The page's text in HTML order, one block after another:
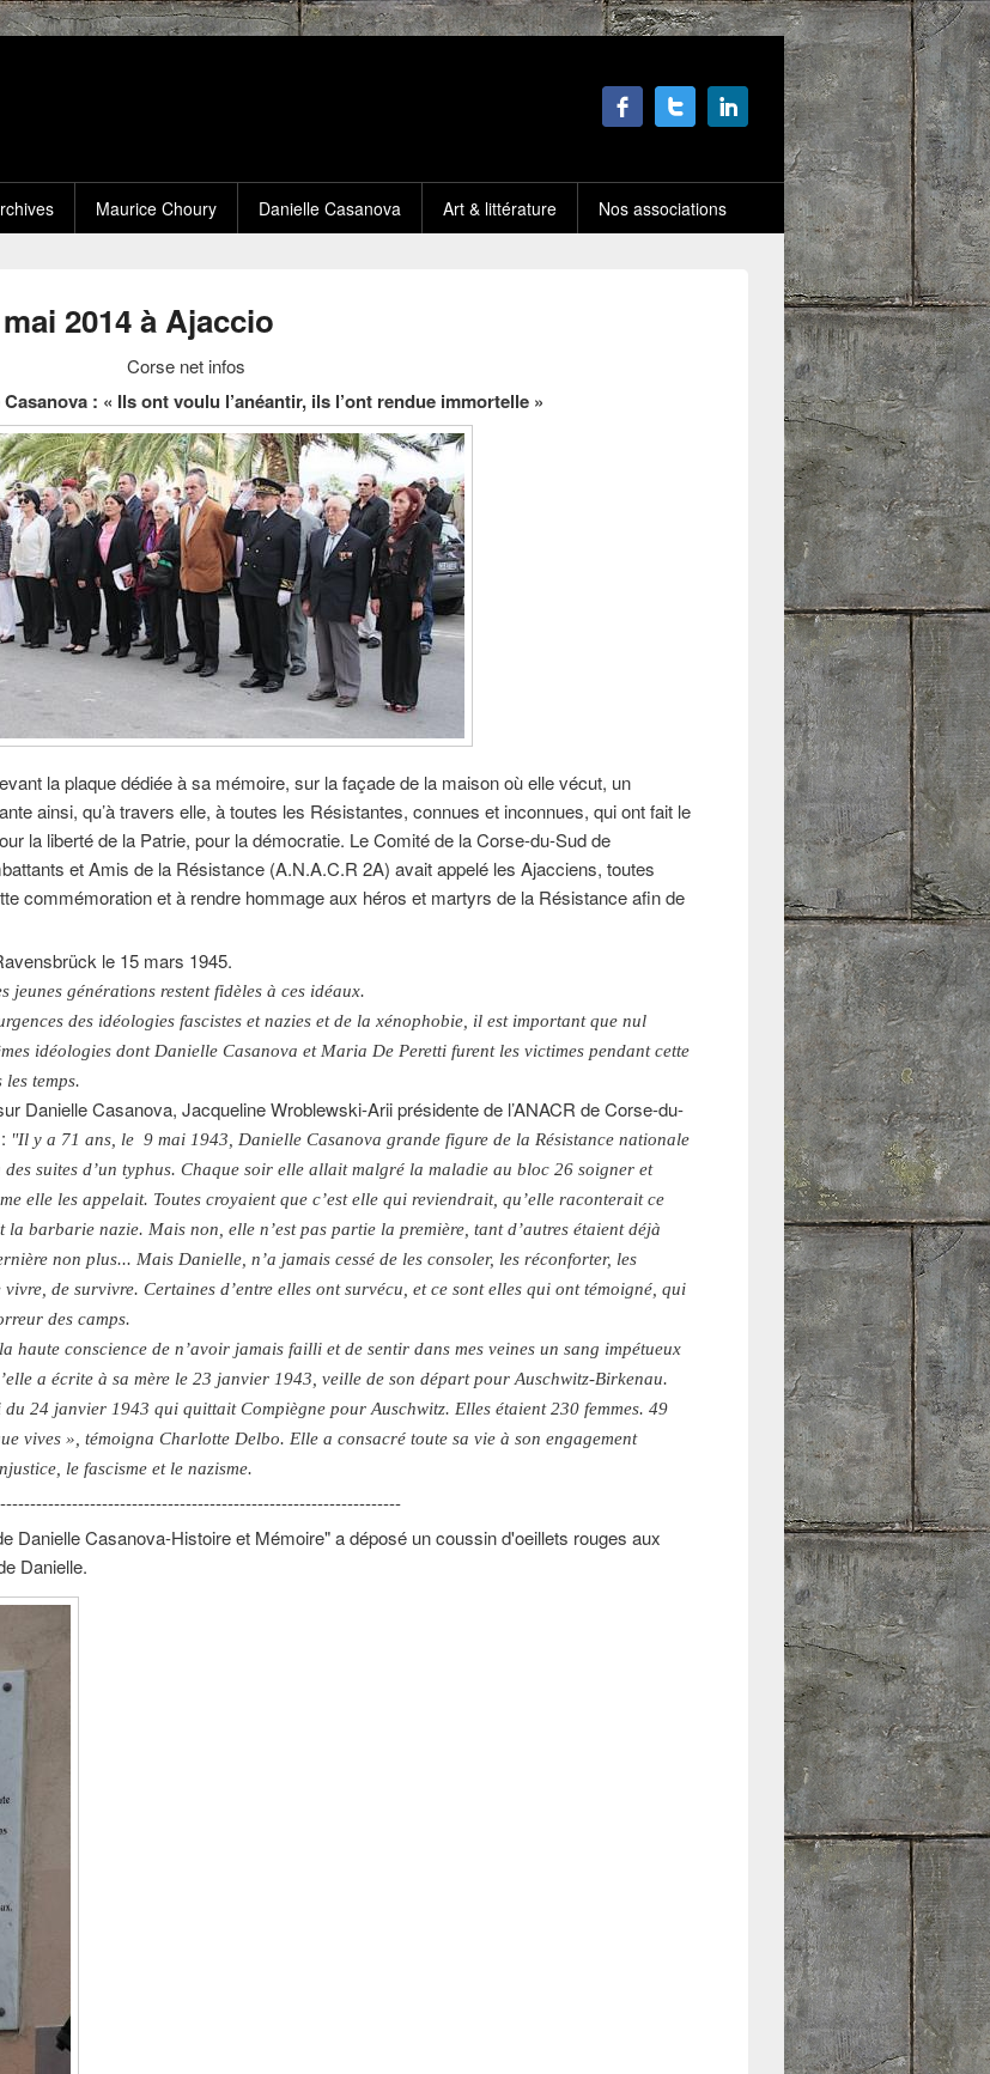
Maurice Choury Danielle Casanova Art & littérature Nos associations
2014 à Ajaccio
Corse net infos
: « Ils ont voulu l’anéantir, ils l’ont rendue immortelle »
la plaque dédiée à sa mémoire, sur la façade de la maison où elle vécut, un
ainsi, qu’à travers elle, à toutes les Résistantes, connues et inconnues, qui ont fait le
la liberté de la Patrie, pour la démocratie. Le Comité de la Corse-du-Sud de
et Amis de la Résistance (A.N.A.C.R 2A) avait appelé les Ajacciens, toutes
commémoration et à rendre hommage aux héros et martyrs de la Résistance afin de
le 15 mars 1945.
jeunes générations restent fidèles à ces idéaux.
des idéologies fascistes et nazies et de la xénophobie, il est important que nul
idéologies dont Danielle Casanova et Maria De Peretti furent les victimes pendant cette
temps.
Danielle Casanova, Jacqueline Wroblewski-Arii présidente de l’ANACR de Corse-du-
"Il y a 71 ans, le 9 mai 1943, Danielle Casanova grande figure de la Résistance nationale
des suites d’un typhus. Chaque soir elle allait malgré la maladie au bloc 26 soigner et
elle les appelait. Toutes croyaient que c’est elle qui reviendrait, qu’elle raconterait ce
la barbarie nazie. Mais non, elle n’est pas partie la première, tant d’autres étaient déjà
non plus... Mais Danielle, n’a jamais cessé de les consoler, les réconforter, les
de survivre. Certaines d’entre elles ont survécu, et ce sont elles qui ont témoigné, qui
des camps.
haute conscience de n’avoir jamais failli et de sentir dans mes veines un sang impétueux
a écrite à sa mère le 23 janvier 1943, veille de son départ pour Auschwitz-Birkenau.
24 janvier 1943 qui quittait Compiègne pour Auschwitz. Elles étaient 230 femmes. 49
vives », témoigna Charlotte Delbo. Elle a consacré toute sa vie à son engagement
le fascisme et le nazisme.
Danielle Casanova-Histoire et Mémoire" a déposé un coussin d'oeillets rouges aux
Danielle.